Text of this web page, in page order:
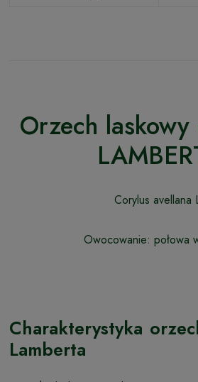
Orzech
Corylus avellana
Owocowanie: połowa
Charakterystyka
Lamberta